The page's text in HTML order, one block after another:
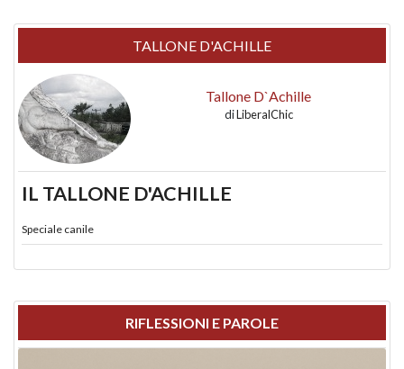
TALLONE D'ACHILLE
Tallone D`Achille
diLiberalChic
IL TALLONE D'ACHILLE
Speciale canile
RIFLESSIONI E PAROLE